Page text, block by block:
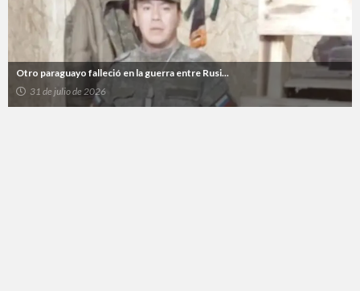
Otro paraguayo falleció en la guerra entre Rusi...
31 de julio de 2026